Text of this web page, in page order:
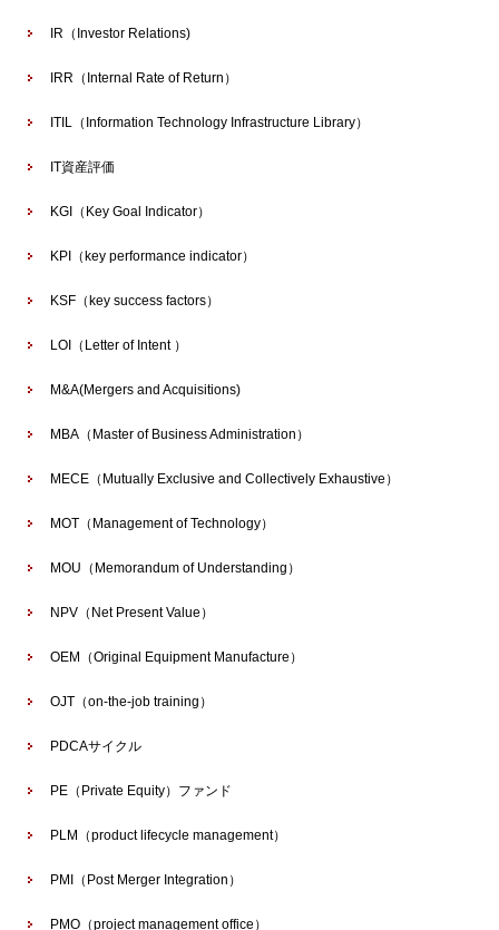
IR（Investor Relations)
IRR（Internal Rate of Return）
ITIL（Information Technology Infrastructure Library）
IT資産評価
KGI（Key Goal Indicator）
KPI（key performance indicator）
KSF（key success factors）
LOI（Letter of Intent ）
M&A(Mergers and Acquisitions)
MBA（Master of Business Administration）
MECE（Mutually Exclusive and Collectively Exhaustive）
MOT（Management of Technology）
MOU（Memorandum of Understanding）
NPV（Net Present Value）
OEM（Original Equipment Manufacture）
OJT（on-the-job training）
PDCAサイクル
PE（Private Equity）ファンド
PLM（product lifecycle management）
PMI（Post Merger Integration）
PMO（project management office）